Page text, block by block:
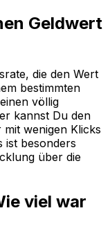
Geldwert
die den Wert
bestimmten
völlig
kannst Du den
wenigen Klicks
ist besonders
über die
viel war